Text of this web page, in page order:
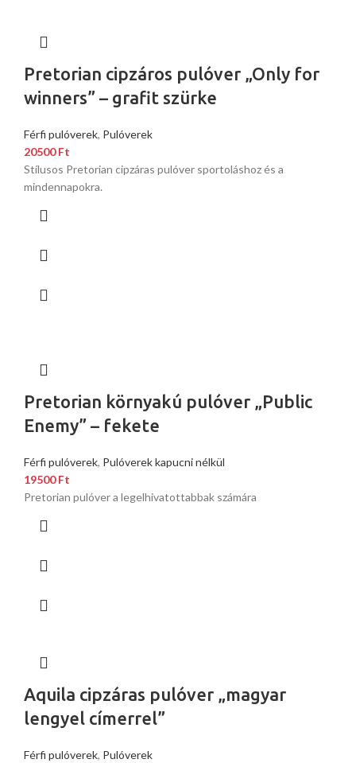
Pretorian cipzáros pulóver „Only for
winners” – grafit szürke
Férfi pulóverek, Pulóverek
20500Ft
Stílusos Pretorian cipzáras pulóver sportoláshoz és a
mindennapokra.
Pretorian környakú pulóver „Public
Enemy” – fekete
Férfi pulóverek, Pulóverek kapucni nélkül
19500Ft
Pretorian pulóver a legelhivatottabbak számára
Aquila cipzáras pulóver „magyar
lengyel címerrel”
Férfi pulóverek, Pulóverek